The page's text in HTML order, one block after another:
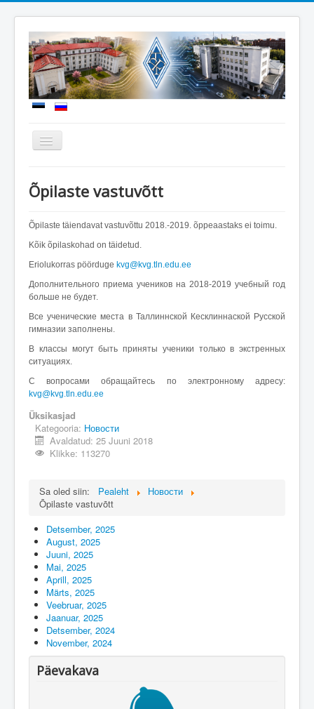
Näita/Peida
menüüd
Meie kool
Sisseastumine
Õppetöö
Koolielu
Dokumendid
Üldinfo
Login
Õpilaste vastuvõtt
Õpilaste täiendavat vastuvõttu 2018.-2019. õppeaastaks ei toimu.
Kõik õpilaskohad on täidetud.
Eriolukorras pöörduge kvg@kvg.tln.edu.ee
Дополнительного приема учеников на 2018-2019 учебный год
больше не будет.
Все ученические места в Таллиннской Кесклиннаской Русской
гимназии заполнены.
В классы могут быть приняты ученики только в экстренных
ситуациях.
С вопросами обращайтесь по электронному адресу:
kvg@kvg.tln.edu.ee
Üksikasjad
Kategooria: Новости
Avaldatud: 25 Juuni 2018
Klikke: 113270
Sa oled siin: Pealeht
Новости
Õpilaste vastuvõtt
Detsember, 2025
August, 2025
Juuni, 2025
Mai, 2025
Aprill, 2025
Märts, 2025
Veebruar, 2025
Jaanuar, 2025
Detsember, 2024
November, 2024
Päevakava